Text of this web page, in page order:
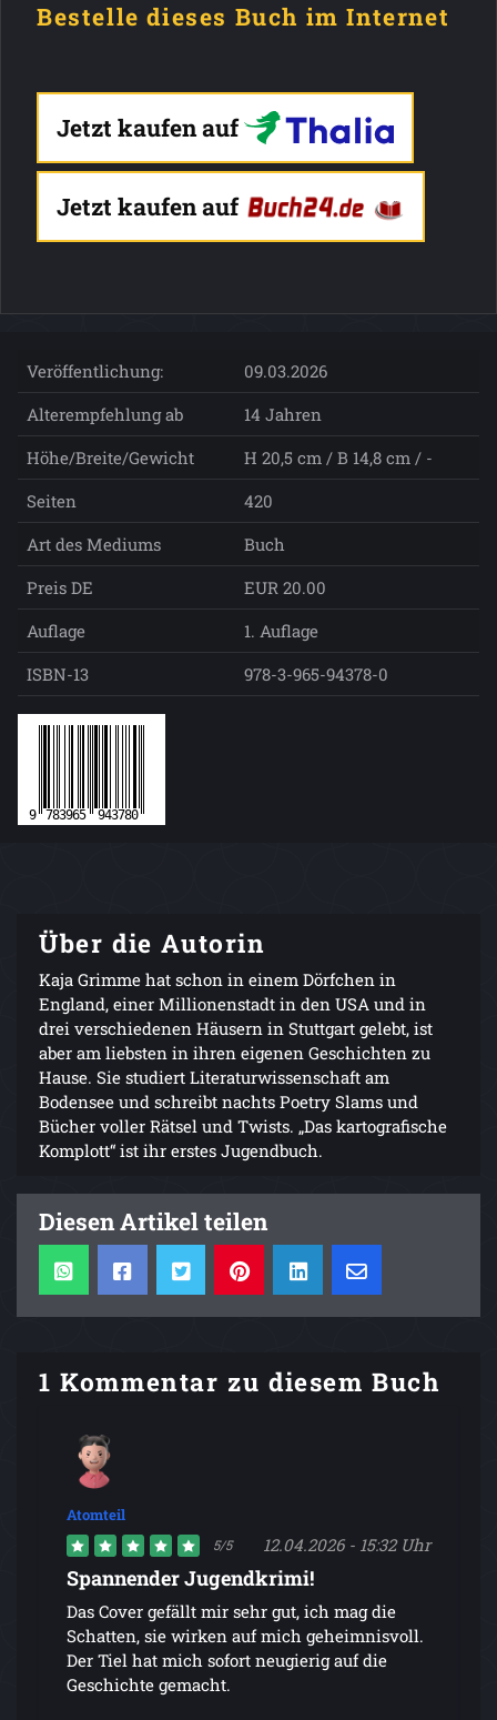
Bestelle dieses Buch im Internet
Jetzt kaufen auf
Jetzt kaufen auf
Veröffentlichung:
09.03.2026
Alterempfehlung ab
14 Jahren
Höhe/Breite/Gewicht
H 20,5 cm / B 14,8 cm / -
Seiten
420
Art des Mediums
Buch
Preis DE
EUR 20.00
Auflage
1. Auflage
ISBN-13
978-3-965-94378-0
Über die Autorin
Kaja Grimme hat schon in einem Dörfchen in
England, einer Millionenstadt in den USA und in
drei verschiedenen Häusern in Stuttgart gelebt, ist
aber am liebsten in ihren eigenen Geschichten zu
Hause. Sie studiert Literaturwissenschaft am
Bodensee und schreibt nachts Poetry Slams und
Bücher voller Rätsel und Twists. „Das kartografische
Komplott“ ist ihr erstes Jugendbuch.
Diesen Artikel teilen
1 Kommentar zu diesem Buch
Atomteil
5/5 12.04.2026 - 15:32 Uhr
Spannender Jugendkrimi!
Das Cover gefällt mir sehr gut, ich mag die
Schatten, sie wirken auf mich geheimnisvoll.
Der Tiel hat mich sofort neugierig auf die
Geschichte gemacht.